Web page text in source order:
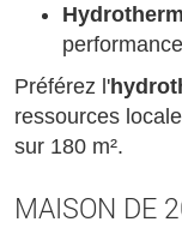
Préférez l'
ressources
sur 180 m².
MAISON DE